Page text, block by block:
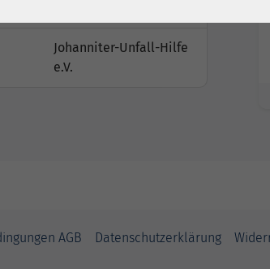
Johanniter-Unfall-Hilfe
e.V.
AGB Datenschutzerklärung